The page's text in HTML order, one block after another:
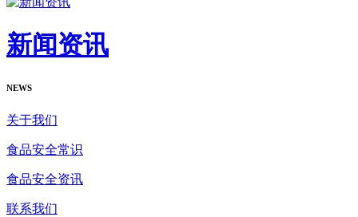
新闻资讯
NEWS
关于我们
食品安全常识
食品安全资讯
联系我们